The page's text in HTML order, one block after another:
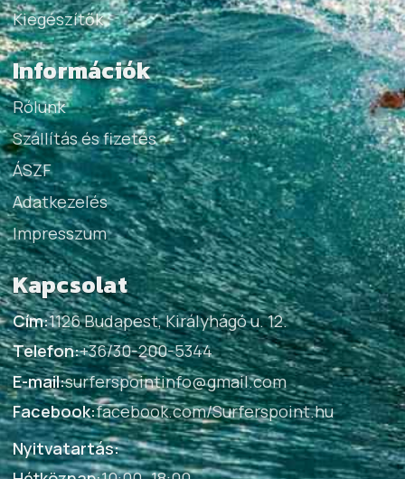
Kiegészítők
Információk
Rólunk
Szállítás és fizetés
ÁSZF
Adatkezelés
Impresszum
Kapcsolat
Cím:1126 Budapest, Királyhágó u. 12.
Telefon:+36/30-200-5344
E-mail:surferspointinfo@gmail.com
Facebook:facebook.com/Surferspoint.hu
Nyitvatartás: